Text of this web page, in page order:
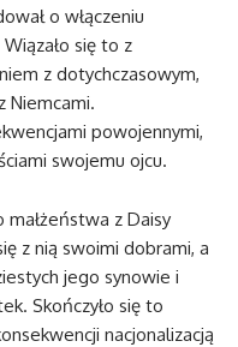
o włączeniu
się to z
z dotychczasowym,
Niemcami.
powojennymi,
swojemu ojcu.
z Daisy
z nią swoimi dobrami, a
jego synowie i
Skończyło się to
nacjonalizacją